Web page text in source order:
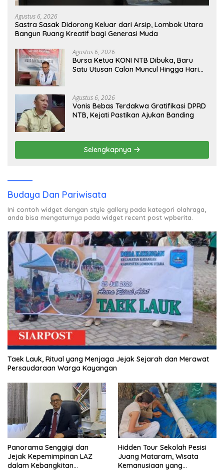
Agustus 6, 2026
Sastra Sasak Didorong Keluar dari Arsip, Lombok Utara
Bangun Ruang Kreatif bagi Generasi Muda
Agustus 6, 2026
Bursa Ketua KONI NTB Dibuka, Baru
Satu Utusan Calon Muncul Hingga Hari
Agustus 6, 2026
Vonis Bebas Terdakwa Gratifikasi DPRD
NTB, Kejati Pastikan Ajukan Banding
Selengkapnya
Budaya Dan Pariwisata
Ini contoh widget dengan style gallery pada kategori olahraga,
anda bisa mengaturnya pada widget recent post wpberita.
Taek Lauk, Ritual yang Menjaga Jejak Sejarah dan Merawat
Persaudaraan Warga Kayangan
Panorama Senggigi dan
Jejak Kepemimpinan LAZ
dalam Kebangkitan
Hidden Tour Sekolah Pesisi
Juang Mataram, Wisata
Kemanusiaan yang